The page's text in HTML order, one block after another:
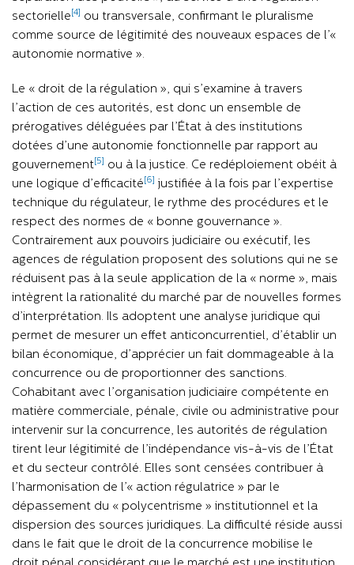
sectorielle [4]
ou transversale, confirmant le pluralisme
comme source de légitimité des nouveaux espaces de l’«
autonomie normative ».
Le « droit de la régulation », qui s’examine à travers
l’action de ces autorités, est donc un ensemble de
prérogatives déléguées par l’État à des institutions
dotées d’une autonomie fonctionnelle par rapport au
gouvernement [5]
ou à la justice. Ce redéploiement obéit à
une logique d’efficacité [6]
justifiée à la fois par l’expertise
technique du régulateur, le rythme des procédures et le
respect des normes de « bonne gouvernance ».
Contrairement aux pouvoirs judiciaire ou exécutif, les
agences de régulation proposent des solutions qui ne se
réduisent pas à la seule application de la « norme », mais
intègrent la rationalité du marché par de nouvelles formes
d’interprétation. Ils adoptent une analyse juridique qui
permet de mesurer un effet anticoncurrentiel, d’établir un
bilan économique, d’apprécier un fait dommageable à la
concurrence ou de proportionner des sanctions.
Cohabitant avec l’organisation judiciaire compétente en
matière commerciale, pénale, civile ou administrative pour
intervenir sur la concurrence, les autorités de régulation
tirent leur légitimité de l’indépendance vis-à-vis de l’État
et du secteur contrôlé. Elles sont censées contribuer à
l’harmonisation de l’« action régulatrice » par le
dépassement du « polycentrisme » institutionnel et la
dispersion des sources juridiques. La difficulté réside aussi
dans le fait que le droit de la concurrence mobilise le